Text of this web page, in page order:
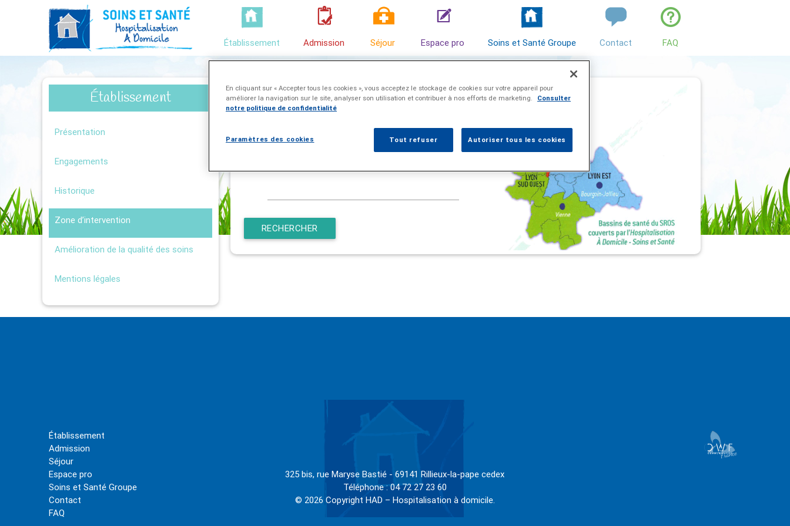
Établissement Admission Séjour Espace pro Soins et Santé Groupe Contact FAQ
Établissement
Présentation
Engagements
Historique
Zone d’intervention
Amélioration de la qualité des soins
Mentions légales
Zone d'intervention Soins et
Santé - HAD
Vérifiez que vous êtes dans la zone d'intervention de
Soins et Santé :
RECHERCHER
Établissement
Admission
Séjour
Espace pro
Soins et Santé Groupe
Contact
FAQ
325 bis, rue Maryse Bastié - 69141 Rillieux-la-pape cedex
Téléphone : 04 72 27 23 60
© 2026 Copyright HAD – Hospitalisation à domicile.
En cliquant sur « Accepter tous les cookies », vous acceptez le stockage de cookies sur votre appareil pour
améliorer la navigation sur le site, analyser son utilisation et contribuer à nos efforts de marketing.
Consulter
notre politique de confidentialité
Tout refuser Autoriser tous les cookies
Paramètres des cookies